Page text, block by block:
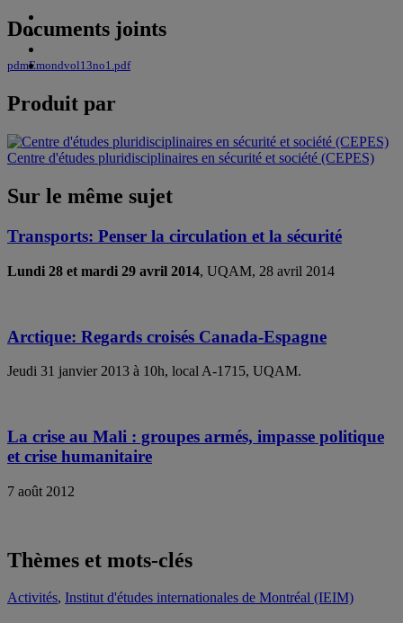
Documents joints
pdmEmondvol13no1.pdf
Produit par
Centre d'études pluridisciplinaires en sécurité et société (CEPES)
Sur le même sujet
Transports: Penser la circulation et la sécurité
Lundi 28 et mardi 29 avril 2014, UQAM, 28 avril 2014
Arctique: Regards croisés Canada-Espagne
Jeudi 31 janvier 2013 à 10h, local A-1715, UQAM.
La crise au Mali : groupes armés, impasse politique
et crise humanitaire
7 août 2012
Thèmes et mots-clés
Activités, Institut d'études internationales de Montréal (IEIM)